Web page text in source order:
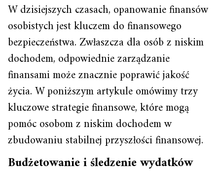
W dzisiejszych czasach, opanowanie finansów
osobistych jest kluczem do finansowego
bezpieczeństwa. Zwłaszcza dla osób z niskim
dochodem, odpowiednie zarządzanie
finansami może znacznie poprawić jakość
życia. W poniższym artykule omówimy trzy
kluczowe strategie finansowe, które mogą
pomóc osobom z niskim dochodem w
zbudowaniu stabilnej przyszłości finansowej.
Budżetowanie i śledzenie wydatków